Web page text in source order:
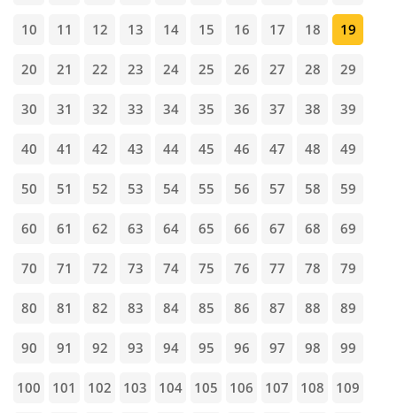
10 11 12 13 14 15 16 17 18 19
20 21 22 23 24 25 26 27 28 29
30 31 32 33 34 35 36 37 38 39
40 41 42 43 44 45 46 47 48 49
50 51 52 53 54 55 56 57 58 59
60 61 62 63 64 65 66 67 68 69
70 71 72 73 74 75 76 77 78 79
80 81 82 83 84 85 86 87 88 89
90 91 92 93 94 95 96 97 98 99
100 101 102 103 104 105 106 107 108 109